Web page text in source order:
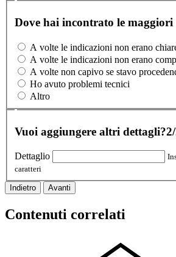
Dove hai incontrato le
A volte le indicazioni non erano
A volte le indicazioni non erano
A volte non capivo se stavo
Ho avuto problemi tecnici
Altro
Vuoi aggiungere altri dettagli?
Dettaglio
caratteri
Indietro Avanti
Contenuti correlati